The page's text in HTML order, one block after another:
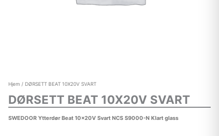
Hjem / DØRSETT BEAT 10X20V SVART
DØRSETT BEAT 10X20V SVART
SWEDOOR Ytterdør Beat 10x20V Svart NCS S9000-N Klart glass